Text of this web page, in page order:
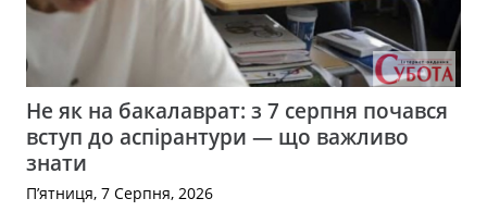
Не як на бакалаврат: з 7 серпня почався
вступ до аспірантури — що важливо
знати
П’ятниця, 7 Серпня, 2026